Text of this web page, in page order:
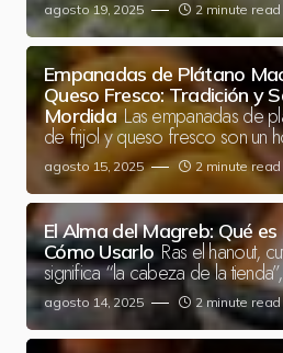
agosto 19, 2025 2 minute read
Empanadas de Plátano
Queso Fresco: Tradición y
Mordida Las empanadas de
de frijol y queso fresco son un
agosto 15, 2025 2 minute read
El Alma del Magreb: Qué
Cómo Usarlo Ras el hanout,
significa “la cabeza de la
agosto 14, 2025 2 minute read